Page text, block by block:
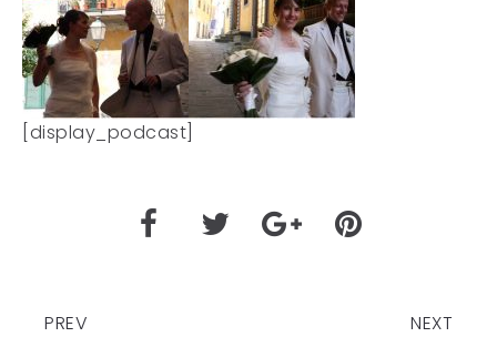
[display_podcast]
PREV NEXT